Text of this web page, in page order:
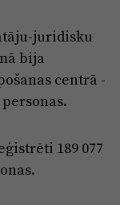
juridisku
bija
centrā -
189 077